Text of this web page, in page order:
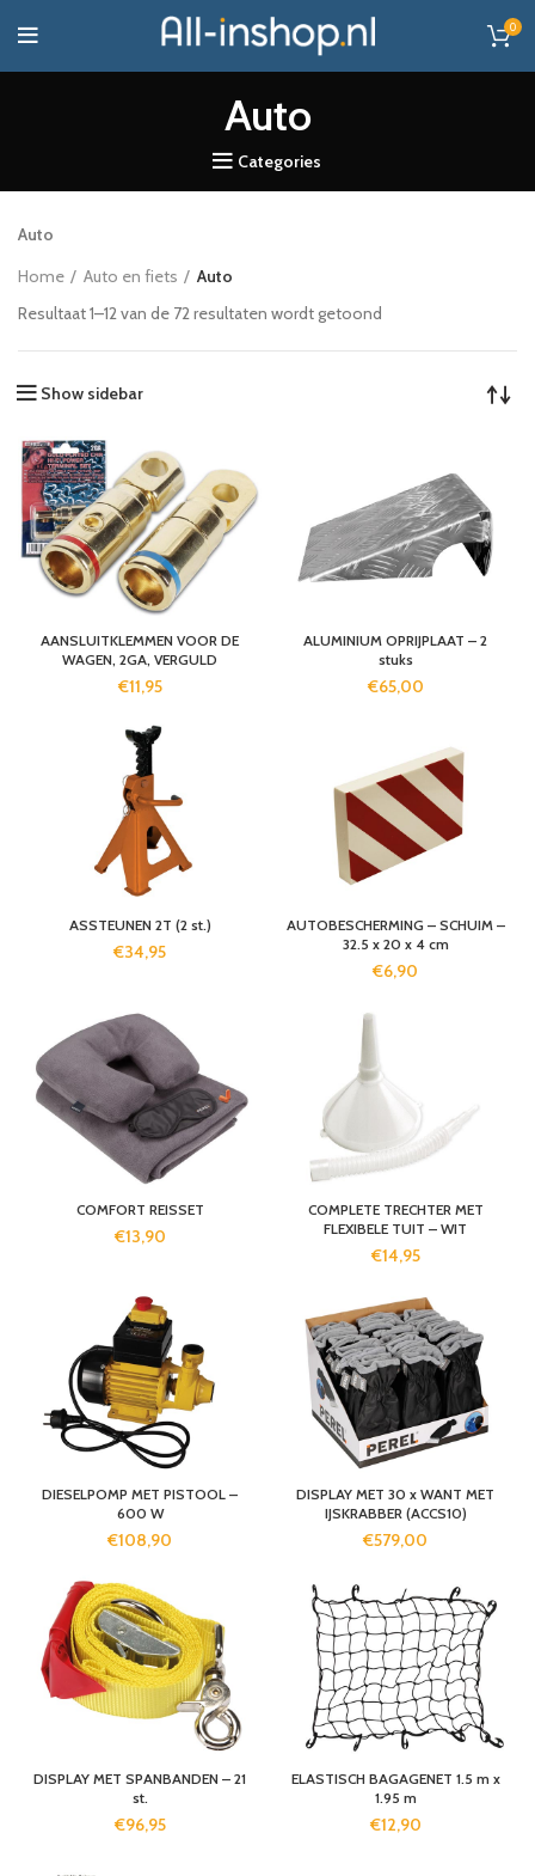
0
Auto
Categories
Auto
Home
Auto en fiets
Auto
Resultaat 1–12 van de 72 resultaten wordt getoond
Show sidebar
AANSLUITKLEMMEN VOOR DE
WAGEN, 2GA, VERGULD
€11,95
ALUMINIUM OPRIJPLAAT – 2
stuks
€65,00
ASSTEUNEN 2T (2 st.)
€34,95
AUTOBESCHERMING – SCHUIM –
32.5 x 20 x 4 cm
€6,90
COMFORT REISSET
€13,90
COMPLETE TRECHTER MET
FLEXIBELE TUIT – WIT
€14,95
DIESELPOMP MET PISTOOL –
600 W
€108,90
DISPLAY MET 30 x WANT MET
IJSKRABBER (ACCS10)
€579,00
DISPLAY MET SPANBANDEN – 21
st.
€96,95
ELASTISCH BAGAGENET 1.5 m x
1.95 m
€12,90